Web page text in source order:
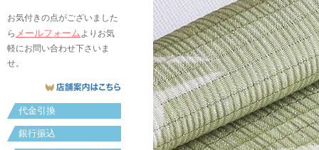
お気付きの点がございました
ら メールフォームよりお気
軽にお問い合わせ下さいま
せ。
代金引換
銀行振込